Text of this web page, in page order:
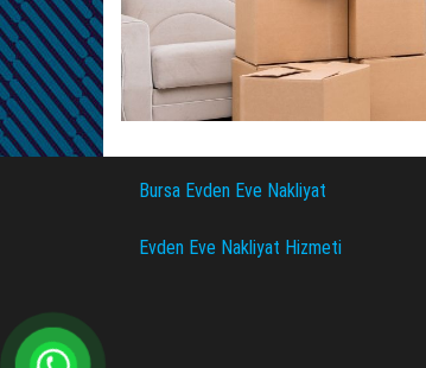
Bursa Evden Eve Nakliyat
Evden Eve Nakliyat Hizmeti